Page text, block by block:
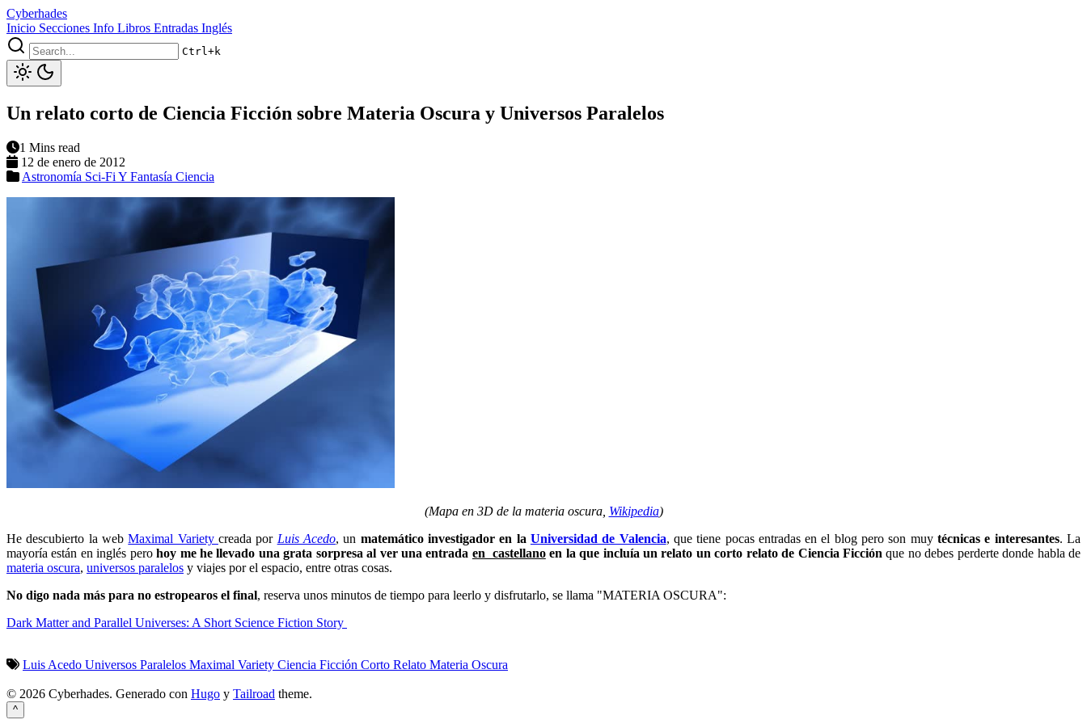
Cyberhades
Inicio Secciones Info Libros Entradas Inglés
Ctrl+k
Un relato corto de Ciencia Ficción sobre Materia Oscura y Universos Paralelos
1 Mins read
12 de enero de 2012
Astronomía Sci-Fi Y Fantasía Ciencia
(Mapa en 3D de la materia oscura, Wikipedia)
He descubierto la webMaximal Variety creada por Luis Acedo, un matemático investigador en la Universidad de Valencia, que tiene pocas entradas en el blog pero son muytécnicas e interesantes. La
mayoría están en inglés perohoy me he llevado una grata sorpresa al ver una entrada en castellanoen la que incluía un relato un corto relato de Ciencia Ficción que no debes perderte donde habla de
materia oscura, universos paralelos y viajes por el espacio, entre otras cosas.
No digo nada más para no estropearos el final, reserva unos minutos de tiempo para leerlo y disfrutarlo, se llama "MATERIA OSCURA":
Dark Matter and Parallel Universes: A Short Science Fiction Story
Luis Acedo Universos Paralelos Maximal Variety Ciencia Ficción Corto Relato Materia Oscura
© 2026 Cyberhades. Generado con Hugo y Tailroad theme.
^